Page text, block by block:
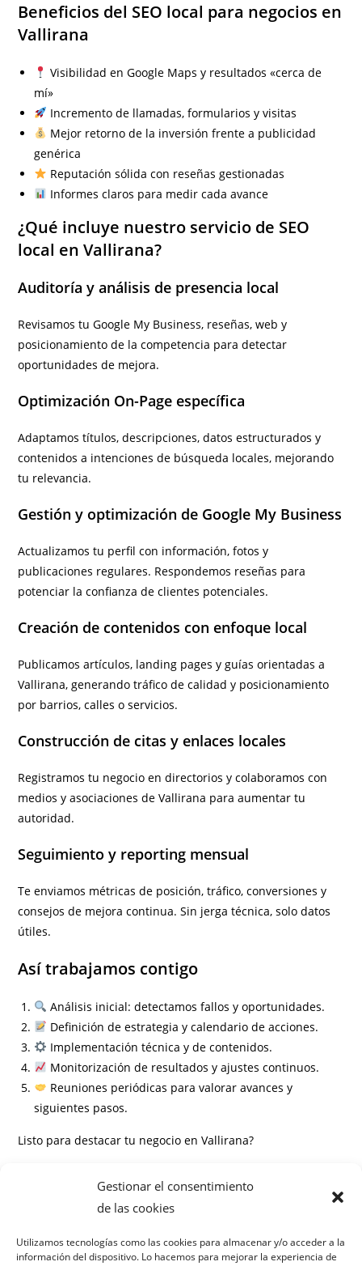
Gestionar el consentimiento
de las cookies
Utilizamos tecnologías como las cookies para almacenar y/o acceder a la
información del dispositivo. Lo hacemos para mejorar la experiencia de
Beneficios del SEO local para negocios en
Vallirana
Visibilidad en Google Maps y resultados «cerca de
mí»
Incremento de llamadas, formularios y visitas
Mejor retorno de la inversión frente a publicidad
genérica
Reputación sólida con reseñas gestionadas
Informes claros para medir cada avance
¿Qué incluye nuestro servicio de SEO
local en Vallirana?
Auditoría y análisis de presencia local
Revisamos tu Google My Business, reseñas, web y
posicionamiento de la competencia para detectar
oportunidades de mejora.
Optimización On-Page específica
Adaptamos títulos, descripciones, datos estructurados y
contenidos a intenciones de búsqueda locales, mejorando
tu relevancia.
Gestión y optimización de Google My Business
Actualizamos tu perfil con información, fotos y
publicaciones regulares. Respondemos reseñas para
potenciar la confianza de clientes potenciales.
Creación de contenidos con enfoque local
Publicamos artículos, landing pages y guías orientadas a
Vallirana, generando tráfico de calidad y posicionamiento
por barrios, calles o servicios.
Construcción de citas y enlaces locales
Registramos tu negocio en directorios y colaboramos con
medios y asociaciones de Vallirana para aumentar tu
autoridad.
Seguimiento y reporting mensual
Te enviamos métricas de posición, tráfico, conversiones y
consejos de mejora continua. Sin jerga técnica, solo datos
útiles.
Así trabajamos contigo
Análisis inicial: detectamos fallos y oportunidades.
Definición de estrategia y calendario de acciones.
Implementación técnica y de contenidos.
Monitorización de resultados y ajustes continuos.
Reuniones periódicas para valorar avances y
siguientes pasos.
Listo para destacar tu negocio en Vallirana?
Información
Preguntas frecuentes
¿En cuánto tiempo veré resultados?
¿Cuál es el coste del servicio?